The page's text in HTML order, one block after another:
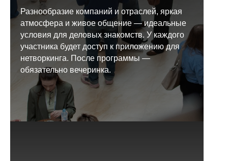
Разнообразие компаний и отраслей, яркая
атмосфера и живое общение — идеальные
условия для деловых знакомств. У каждого
участника будет доступ к приложению для
нетворкинга. После программы —
обязательно вечеринка.